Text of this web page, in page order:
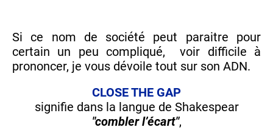
Si ce nom de société peut paraitre pour
certain un peu compliqué, voir difficile à
prononcer, je vous dévoile tout sur son ADN.
CLOSE THE GAP
signifie dans la langue de Shakespear
"combler l’écart",